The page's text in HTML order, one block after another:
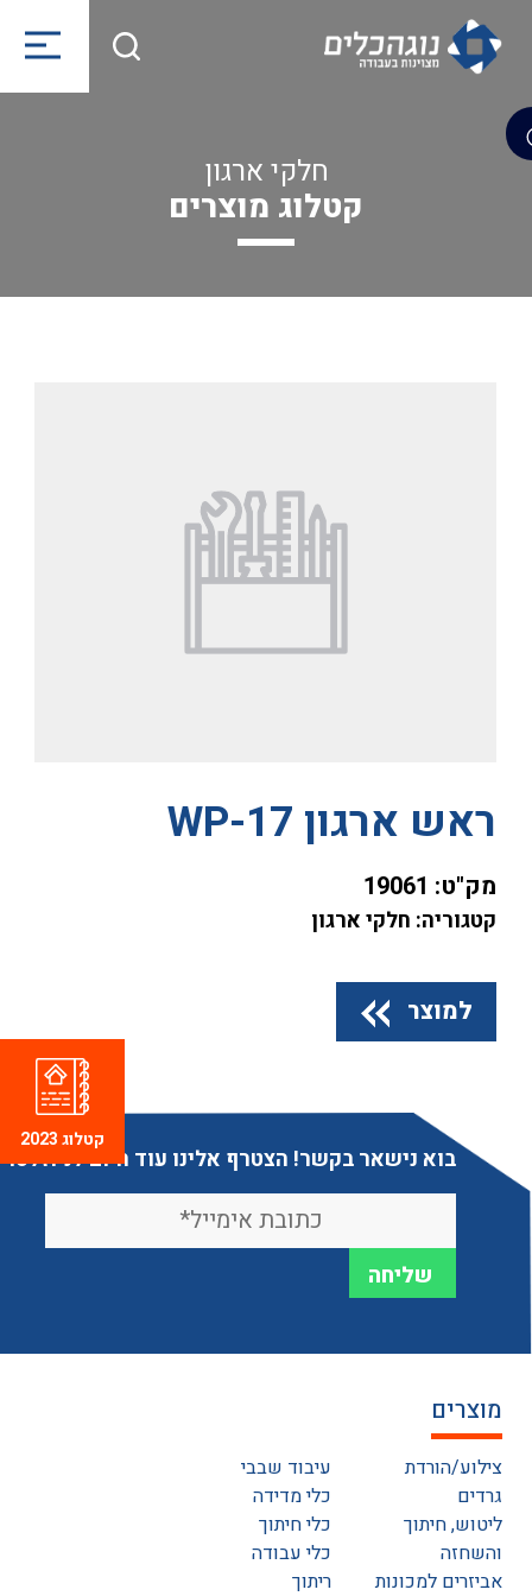
חלקי ארגון
קטלוג מוצרים
ראש ארגון WP-17
מק"ט: 19061
קטגוריה: חלקי ארגון
למוצר
בוא נישאר בקשר! הצטרף אלינו עוד היום לניוזלטר
מוצרים
צילוע/הורדת
גרדים
ליטוש, חיתוך
והשחזה
אביזרים למכונות
עיבוד שבבי
כלי מדידה
כלי חיתוך
כלי עבודה
ריתוך
קטלוג 2023